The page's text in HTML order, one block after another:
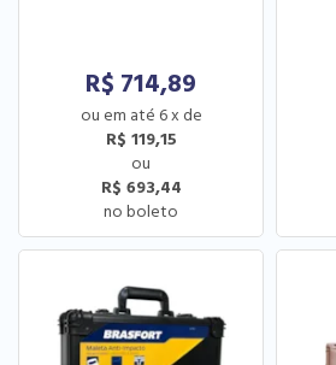
R$ 714,89
6x de
R$ 119,15
R$ 693,44